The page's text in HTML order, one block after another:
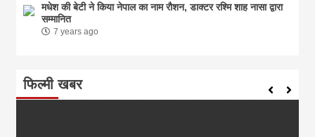
मधेश की बेटी ने किया नेपाल का नाम राैशन, डाक्टर रश्मि शाह नासा द्वारा
सम्मानित
7 years ago
फिल्मी खबर